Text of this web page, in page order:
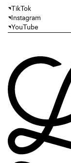
TikTok
Instagram
YouTube